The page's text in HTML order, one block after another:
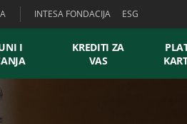
INTESA FONDACIJA ESG
I
KREDITI ZA
VAS